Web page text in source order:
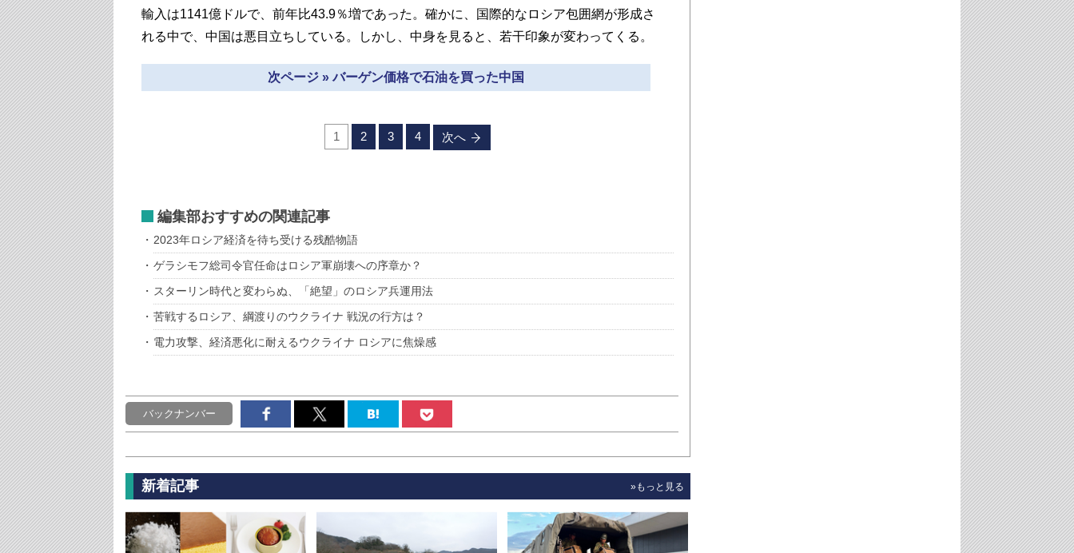
輸入は1141億ドルで、前年比43.9％増であった。確かに、国際的なロシア包囲網が形成さ
れる中で、中国は悪目立ちしている。しかし、中身を見ると、若干印象が変わってくる。
次ページ » バーゲン価格で石油を買った中国
1 2 3 4 次へ
編集部おすすめの関連記事
2023年ロシア経済を待ち受ける残酷物語
ゲラシモフ総司令官任命はロシア軍崩壊への序章か？
スターリン時代と変わらぬ、「絶望」のロシア兵運用法
苦戦するロシア、綱渡りのウクライナ 戦況の行方は？
電力攻撃、経済悪化に耐えるウクライナ ロシアに焦燥感
バックナンバー
新着記事 »もっと見る